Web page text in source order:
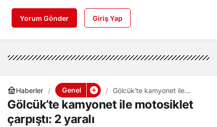
Yorum Gönder Giriş Yap
Haberler Genel
Gölcük’te kamyonet ile
motosiklet çarpıştı: 2 yaralı
Gölcük’te kamyonet ile motosiklet
çarpıştı: 2 yaralı